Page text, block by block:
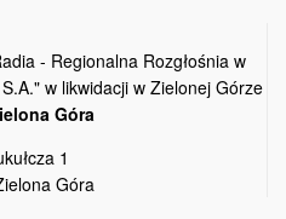
- Regionalna Rozgłośnia w
w likwidacji w Zielonej Górze
Góra
1
Góra